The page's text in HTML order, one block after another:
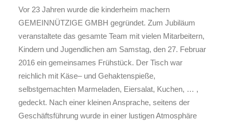
Vor 23 Jahren wurde die kinderheim machern
GEMEINNÜTZIGE GMBH gegründet. Zum Jubiläum
veranstaltete das gesamte Team mit vielen Mitarbeitern,
Kindern und Jugendlichen am Samstag, den 27. Februar
2016 ein gemeinsames Frühstück. Der Tisch war
reichlich mit Käse– und Gehaktenspieße,
selbstgemachten Marmeladen, Eiersalat, Kuchen, … ,
gedeckt. Nach einer kleinen Ansprache, seitens der
Geschäftsführung wurde in einer lustigen Atmosphäre